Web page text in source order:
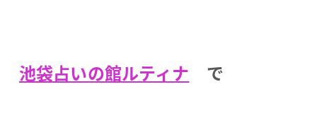
池袋占いの館ルティナ で